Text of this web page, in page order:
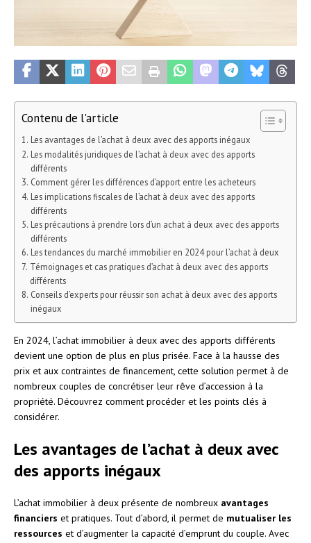
Contenu de l'article
Les avantages de l’achat à deux avec des apports inégaux
Les modalités juridiques de l’achat à deux avec des apports
différents
Comment gérer les différences d’apport entre les acheteurs
Les implications fiscales de l’achat à deux avec des apports
différents
Les précautions à prendre lors d’un achat à deux avec des apports
différents
Les tendances du marché immobilier en 2024 pour l’achat à deux
Témoignages et cas pratiques d’achat à deux avec des apports
différents
Conseils d’experts pour réussir son achat à deux avec des apports
inégaux
En 2024, l’achat immobilier à deux avec des apports différents
devient une option de plus en plus prisée. Face à la hausse des
prix et aux contraintes de financement, cette solution permet à de
nombreux couples de concrétiser leur rêve d’accession à la
propriété. Découvrez comment procéder et les points clés à
considérer.
Les avantages de l’achat à deux avec
des apports inégaux
L’achat immobilier à deux présente de nombreux avantages
financiers et pratiques. Tout d’abord, il permet de mutualiser les
ressources et d’augmenter la capacité d’emprunt du couple. Avec